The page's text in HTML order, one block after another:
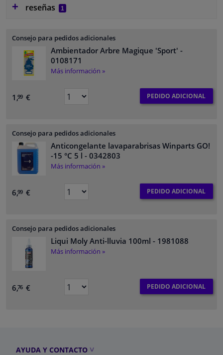
reseñas
1
Consejo para pedidos adicionales
Ambientador Arbre Magique 'Sport' -
0108171
Más información »
1,99 € PEDIDO ADICIONAL
Consejo para pedidos adicionales
Anticongelante lavaparabrisas Winparts GO!
-15 °C 5 l - 0342803
Más información »
6,99 € PEDIDO ADICIONAL
Consejo para pedidos adicionales
Liqui Moly Anti-lluvia 100ml - 1981088
Más información »
6,76 € PEDIDO ADICIONAL
AYUDA Y CONTACTO